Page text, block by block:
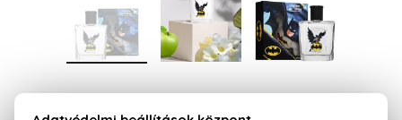
*A kép illusztráció